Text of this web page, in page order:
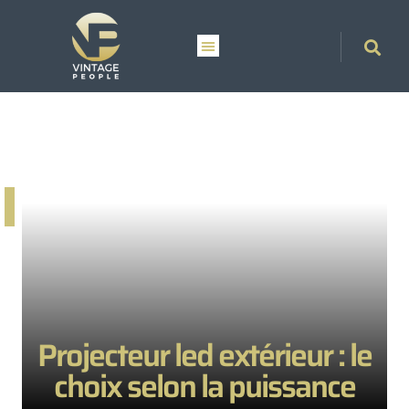
Projecteur led extérieur : le
choix selon la puissance